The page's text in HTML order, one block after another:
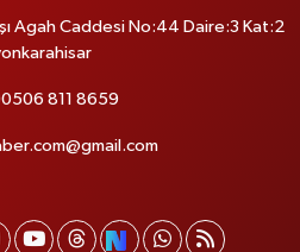
Agah Caddesi No:44 Daire:3 Kat:2
811 8659